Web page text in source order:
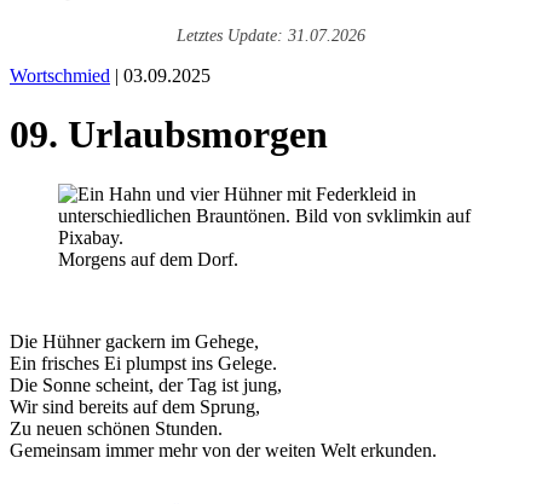
Letztes Update: 31.07.2026
Wortschmied | 03.09.2025
09. Urlaubsmorgen
Morgens auf dem Dorf.
Die Hühner gackern im Gehege,
Ein frisches Ei plumpst ins Gelege.
Die Sonne scheint, der Tag ist jung,
Wir sind bereits auf dem Sprung,
Zu neuen schönen Stunden.
Gemeinsam immer mehr von der weiten Welt erkunden.